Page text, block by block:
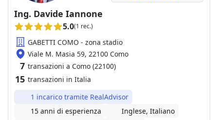
Ing. Davide Iannone
5.0(1 rec.)
GABETTI COMO - zona stadio
Viale M. Masia 59, 22100 Como
7 transazioni a Como (22100)
15 transazioni in Italia
1 incarico tramite RealAdvisor
15 anni di esperienza
Inglese, Italiano